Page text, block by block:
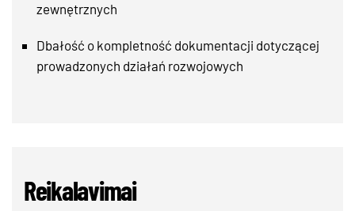
zewnętrznych
Dbałość o kompletność dokumentacji dotyczącej
prowadzonych działań rozwojowych
Reikalavimai